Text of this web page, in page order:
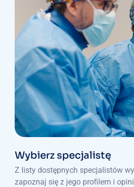
Wybierz specjalistę
Z listy dostępnych specjalistów
zapoznaj się z jego profilem i